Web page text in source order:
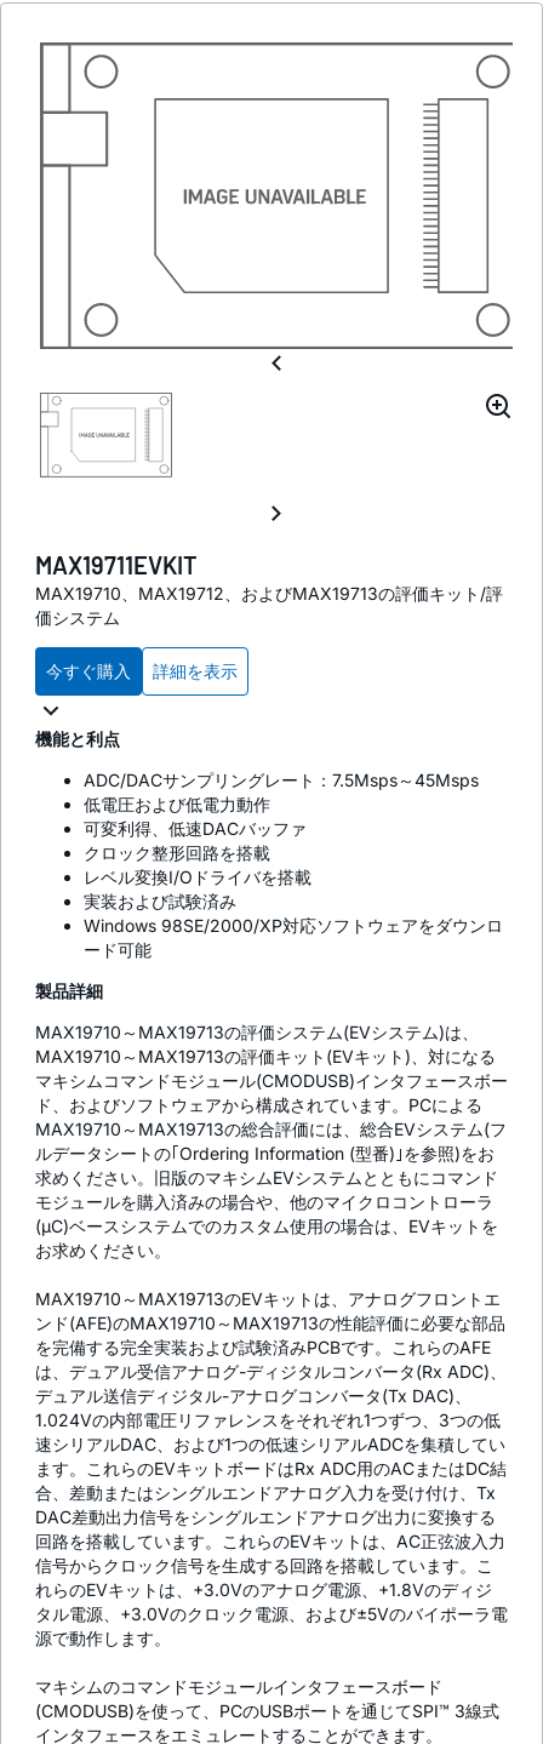
MAX19711EVKIT
MAX19710、MAX19712、およびMAX19713の評価キット/評
価システム
今すぐ購入 詳細を表示
機能と利点
ADC/DACサンプリングレート：7.5Msps～45Msps
低電圧および低電力動作
可変利得、低速DACバッファ
クロック整形回路を搭載
レベル変換I/Oドライバを搭載
実装および試験済み
Windows 98SE/2000/XP対応ソフトウェアをダウンロ
ード可能
製品詳細
MAX19710～MAX19713の評価システム(EVシステム)は、
MAX19710～MAX19713の評価キット(EVキット)、対になる
マキシムコマンドモジュール(CMODUSB)インタフェースボー
ド、およびソフトウェアから構成されています。PCによる
MAX19710～MAX19713の総合評価には、総合EVシステム(フ
ルデータシートの｢Ordering Information (型番)｣を参照)をお
求めください。旧版のマキシムEVシステムとともにコマンド
モジュールを購入済みの場合や、他のマイクロコントローラ
(µC)ベースシステムでのカスタム使用の場合は、EVキットを
お求めください。
MAX19710～MAX19713のEVキットは、アナログフロントエ
ンド(AFE)のMAX19710～MAX19713の性能評価に必要な部品
を完備する完全実装および試験済みPCBです。これらのAFE
は、デュアル受信アナログ-ディジタルコンバータ(Rx ADC)、
デュアル送信ディジタル-アナログコンバータ(Tx DAC)、
1.024Vの内部電圧リファレンスをそれぞれ1つずつ、3つの低
速シリアルDAC、および1つの低速シリアルADCを集積してい
ます。これらのEVキットボードはRx ADC用のACまたはDC結
合、差動またはシングルエンドアナログ入力を受け付け、Tx
DAC差動出力信号をシングルエンドアナログ出力に変換する
回路を搭載しています。これらのEVキットは、AC正弦波入力
信号からクロック信号を生成する回路を搭載しています。こ
れらのEVキットは、+3.0Vのアナログ電源、+1.8Vのディジ
タル電源、+3.0Vのクロック電源、および±5Vのバイポーラ電
源で動作します。
マキシムのコマンドモジュールインタフェースボード
(CMODUSB)を使って、PCのUSBポートを通じてSPI™ 3線式
インタフェースをエミュレートすることができます。